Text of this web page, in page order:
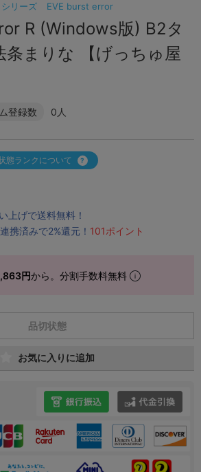
シリーズ EVE burst error
R (Windows版) B2タ
条まりな 【げっちゅ屋
登録数 0人
態ランクについて
上げで送料無料！
携済みで2%還元！ 101ポイント
円から。分割手数料無料
品切状態
お気に入りに追加